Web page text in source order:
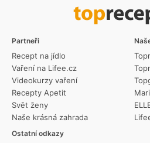
Partneři
Recept na jídlo
Vaření na Lifee.cz
Videokurzy vaření
Recepty Apetit
Svět ženy
Naše krásná zahrada
Ostatní odkazy